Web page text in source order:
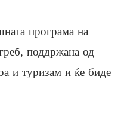
програма на
поддржана од
и туризам и ќе биде